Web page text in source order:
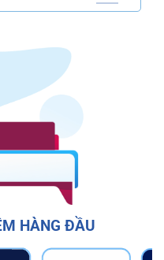
HÀNG ĐẦU